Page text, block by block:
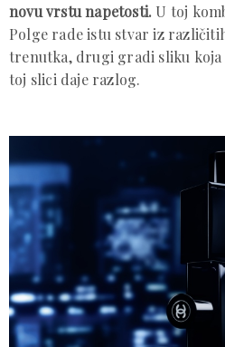
novu vrstu napetosti. U toj
Polge rade istu stvar iz
trenutka, drugi gradi sliku
toj slici daje razlog.